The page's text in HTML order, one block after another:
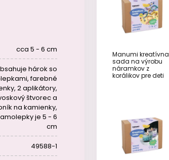
cca 5 - 6 cm
hárok so
farebné
2 aplikátory,
štvorec a
na kamienky,
je 5 - 6
cm
49588-1
Manumi kreatívna
sada na výrobu
náramkov z
korálikov pre deti